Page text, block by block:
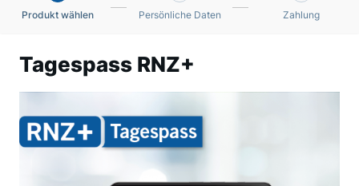
Produkt wählen Persönliche Daten Zahlung
Tagespass RNZ+